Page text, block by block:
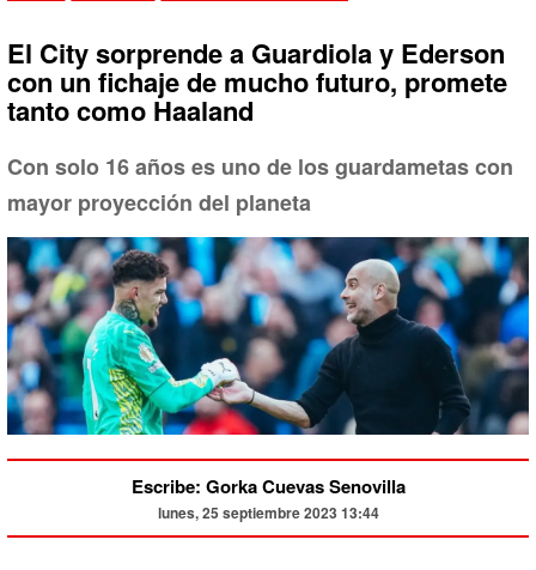
El City sorprende a Guardiola y Ederson
con un fichaje de mucho futuro, promete
tanto como Haaland
Con solo 16 años es uno de los guardametas con
mayor proyección del planeta
Escribe: Gorka Cuevas Senovilla
lunes, 25 septiembre 2023 13:44